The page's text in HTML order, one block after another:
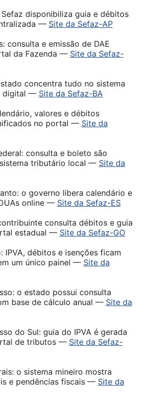
Sefaz disponibiliza guia e débitos
— Site da Sefaz-AP
consulta e emissão de DAE
da Fazenda — Site da Sefaz-
concentra tudo no sistema
digital — Site da Sefaz-BA
valores e débitos
no portal — Site da
consulta e boleto são
tributário local — Site da
o governo libera calendário e
online — Site da Sefaz-ES
consulta débitos e guia
estadual — Site da Sefaz-GO
IPVA, débitos e isenções ficam
um único painel — Site da
o estado possui consulta
base de cálculo anual — Site da
do Sul: guia do IPVA é gerada
de tributos — Site da Sefaz-
o sistema mineiro mostra
e pendências fiscais — Site da